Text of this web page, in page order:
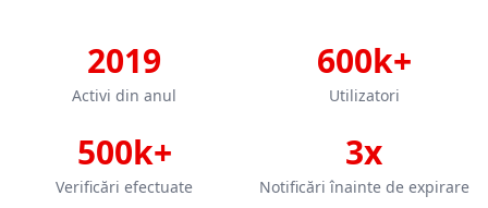
2019
Activi din anul
600k+
Utilizatori
500k+
Verificări efectuate
3x
Notificări înainte de expirare